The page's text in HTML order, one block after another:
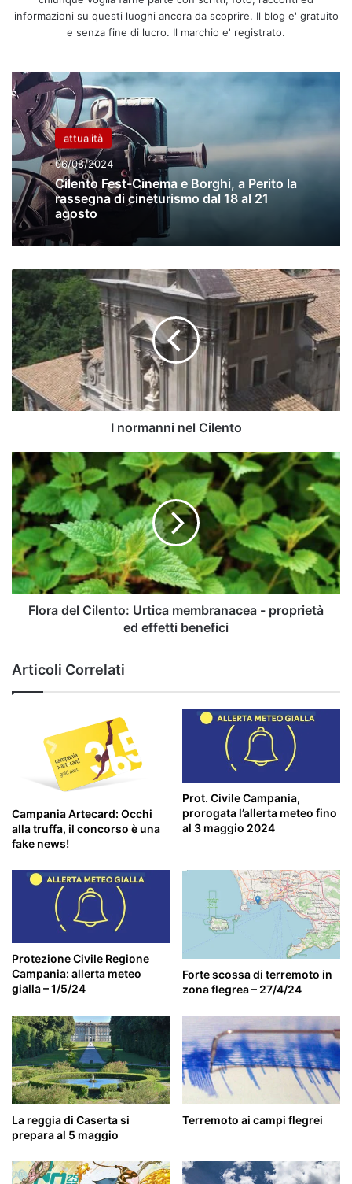
informazioni su questi luoghi ancora da scoprire. Il blog e' gratuito
e senza fine di lucro. Il marchio e' registrato.
attualità
06/08/2024
Cilento Fest-Cinema e Borghi, a Perito la
rassegna di cineturismo dal 18 al 21
agosto
normanni
nel
Cilento
I normanni nel Cilento
Flora
del
Cilento:
Urtica
membranacea
-
proprietà
ed
effetti
benefici
Flora del Cilento: Urtica membranacea - proprietà
ed effetti benefici
Articoli Correlati
Campania Artecard: Occhi
alla truffa, il concorso è una
fake news!
Prot. Civile Campania,
prorogata l’allerta meteo fino
al 3 maggio 2024
Protezione Civile Regione
Campania: allerta meteo
gialla – 1/5/24
Forte scossa di terremoto in
zona flegrea – 27/4/24
La reggia di Caserta si
prepara al 5 maggio
Terremoto ai campi flegrei